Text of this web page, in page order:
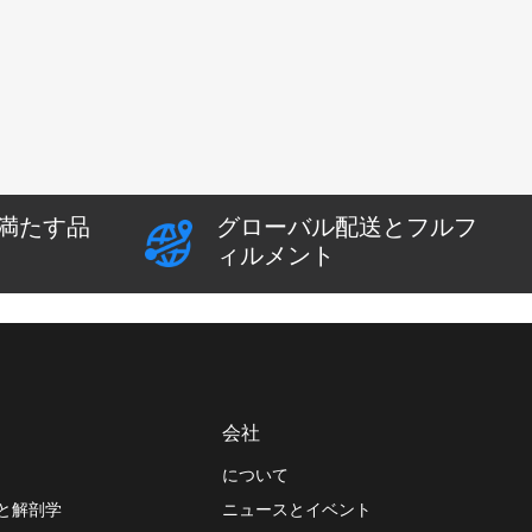
たす品
グローバル配送とフルフ
ィルメント
解剖学
会社
について
ニュースとイベント